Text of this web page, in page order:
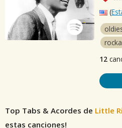
(
12
Top Tabs & Acordes de Little
estas canciones!